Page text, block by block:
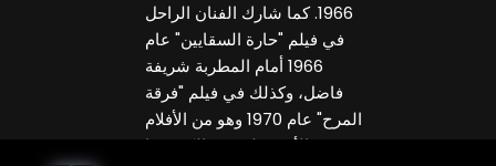
1966. كما شارك الفنان الراحل
في فيلم "حارة السقايين" عام
1966 أمام المطربة شريفة
فاضل، وكذلك في فيلم "فرقة
المرح" عام 1970 وهو من الأفلام
الأخيرة لمخرج الكوميديا